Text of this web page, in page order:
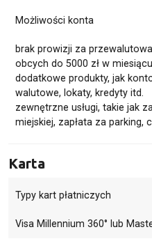
Możliwości konta
brak prowizji za
obcych do 5000 zł w miesiącu
dodatkowe produkty, jak
walutowe, lokaty, kredyty itd.
zewnętrzne usługi, takie jak
miejskiej, zapłata za parking,
Karta
Typy kart płatniczych
Visa Millennium 360° lub